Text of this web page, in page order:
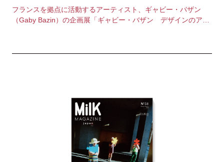
フランスを拠点に活動するアーティスト、ギャビー・バザン
（Gaby Bazin）の企画展「ギャビー・バザン デザインのアト